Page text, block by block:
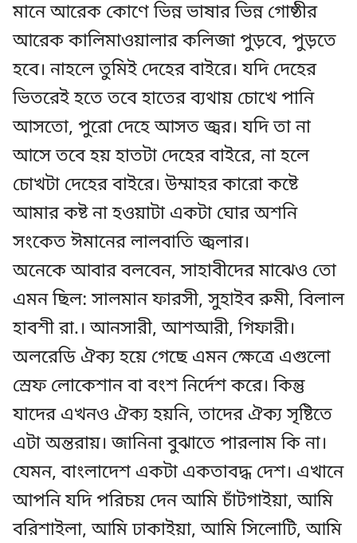
মানে আরেক কোণে ভিন্ন ভাষার ভিন্ন গোষ্ঠীর
আরেক কালিমাওয়ালার কলিজা পুড়বে, পুড়তে
হবে। নাহলে তুমিই দেহের বাইরে। যদি দেহের
ভিতরেই হতে তবে হাতের ব্যথায় চোখে পানি
আসতো, পুরো দেহে আসত জ্বর। যদি তা না
আসে তবে হয় হাতটা দেহের বাইরে, না হলে
চোখটা দেহের বাইরে। উম্মাহর কারো কষ্টে
আমার কষ্ট না হওয়াটা একটা ঘোর অশনি
সংকেত ঈমানের লালবাতি জ্বলার।
অনেকে আবার বলবেন, সাহাবীদের মাঝেও তো
এমন ছিল: সালমান ফারসী, সুহাইব রুমী, বিলাল
হাবশী রা.। আনসারী, আশআরী, গিফারী।
অলরেডি ঐক্য হয়ে গেছে এমন ক্ষেত্রে এগুলো
স্রেফ লোকেশান বা বংশ নির্দেশ করে। কিন্তু
যাদের এখনও ঐক্য হয়নি, তাদের ঐক্য সৃষ্টিতে
এটা অন্তরায়। জানিনা বুঝাতে পারলাম কি না।
যেমন, বাংলাদেশ একটা একতাবদ্ধ দেশ। এখানে
আপনি যদি পরিচয় দেন আমি চাঁটগাইয়া, আমি
বরিশাইলা, আমি ঢাকাইয়া, আমি সিলোটি, আমি